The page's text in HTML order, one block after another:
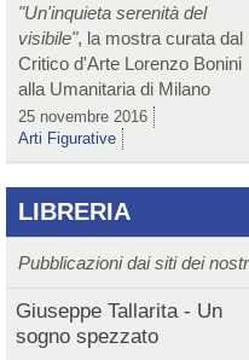
"Un'inquieta serenità del
visibile", la mostra curata dal
Critico d'Arte Lorenzo Bonini
alla Umanitaria di Milano
25 novembre 2016
Arti Figurative
LIBRERIA
Pubblicazioni dai siti dei
Giuseppe Tallarita - Un
sogno spezzato